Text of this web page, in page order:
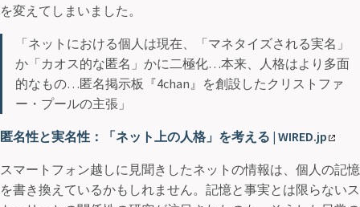
を変えてしまいました。
「ネットにおける個人は現在、「マネタイズされる実名」
か「カオス的な匿名」かに二極化…本来、人格はより多面
的なもの…匿名掲示板『4chan』を創設したクリストファ
ー・プールの主張」
匿名性と実名性：「ネット上の人格」を考える | WIRED.jp
スマートフォン越しに見聞きしたネットの情報は、個人の記憶
を書き換えているかもしれません。記憶と事実とは限らないス